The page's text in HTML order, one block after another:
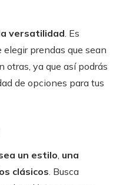
versatilidad. Es
prendas que sean
otras, ya que así podrás
de opciones para tus
un estilo, una
clásicos. Busca